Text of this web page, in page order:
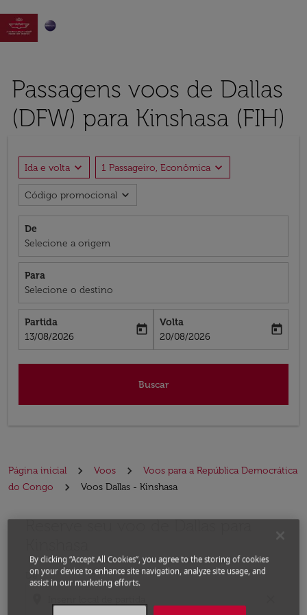

Passagens voos de Dallas
(DFW) para Kinshasa (FIH)
Ida e volta expand_more 1 Passageiro, Econômica expand_more
Código promocional expand_more
De
Selecione a origem
Para
Selecione o destino
Partida
fc-booking-departure-date-aria-label
13/08/2026
today
Volta
fc-booking-return-date-aria-label
20/08/2026
today
Buscar
Página inicial Voos
Voos para a República Democrática
do Congo
Voos Dallas - Kinshasa
Reserve seu voo de Dallas para
De
Experimente atualizar a rota (partida e/ou destino)
By clicking “Accept All Cookies”, you agree to the storing of cookies
on your device to enhance site navigation, analyze site usage, and
assist in our marketing efforts.